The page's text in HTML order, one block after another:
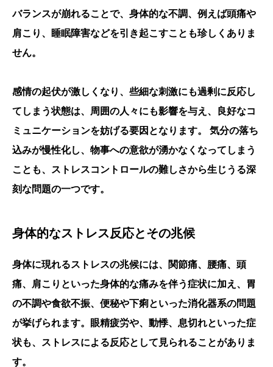
バランスが崩れることで、身体的な不調、例えば頭痛や
肩こり、睡眠障害などを引き起こすことも珍しくありま
せん。
感情の起伏が激しくなり、些細な刺激にも過剰に反応し
てしまう状態は、周囲の人々にも影響を与え、良好なコ
ミュニケーションを妨げる要因となります。 気分の落ち
込みが慢性化し、物事への意欲が湧かなくなってしまう
ことも、ストレスコントロールの難しさから生じうる深
刻な問題の一つです。
身体的なストレス反応とその兆候
身体に現れるストレスの兆候には、関節痛、腰痛、頭
痛、肩こりといった身体的な痛みを伴う症状に加え、胃
の不調や食欲不振、便秘や下痢といった消化器系の問題
が挙げられます。眼精疲労や、動悸、息切れといった症
状も、ストレスによる反応として見られることがありま
す。